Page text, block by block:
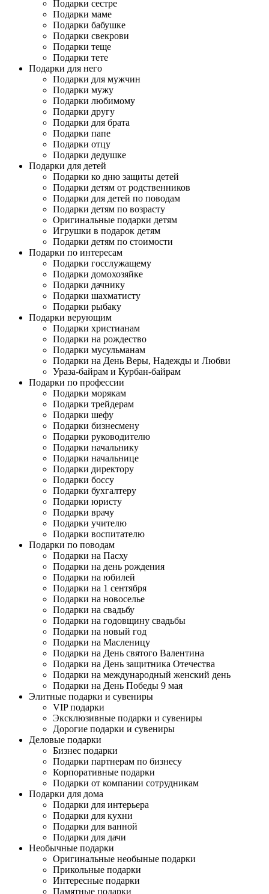
Подарки сестре
Подарки маме
Подарки бабушке
Подарки свекрови
Подарки теще
Подарки тете
Подарки для него
Подарки для мужчин
Подарки мужу
Подарки любимому
Подарки другу
Подарки для брата
Подарки папе
Подарки отцу
Подарки дедушке
Подарки для детей
Подарки ко дню защиты детей
Подарки детям от родственников
Подарки для детей по поводам
Подарки детям по возрасту
Оригинальные подарки детям
Игрушки в подарок детям
Подарки детям по стоимости
Подарки по интересам
Подарки госслужащему
Подарки домохозяйке
Подарки дачнику
Подарки шахматисту
Подарки рыбаку
Подарки верующим
Подарки христианам
Подарки на рождество
Подарки мусульманам
Подарки на День Веры, Надежды и Любви
Ураза-байрам и Курбан-байрам
Подарки по профессии
Подарки морякам
Подарки трейдерам
Подарки шефу
Подарки бизнесмену
Подарки руководителю
Подарки начальнику
Подарки начальнице
Подарки директору
Подарки боссу
Подарки бухгалтеру
Подарки юристу
Подарки врачу
Подарки учителю
Подарки воспитателю
Подарки по поводам
Подарки на Пасху
Подарки на день рождения
Подарки на юбилей
Подарки на 1 сентября
Подарки на новоселье
Подарки на свадьбу
Подарки на годовщину свадьбы
Подарки на новый год
Подарки на Масленицу
Подарки на День святого Валентина
Подарки на День защитника Отечества
Подарки на международный женский день
Подарки на День Победы 9 мая
Элитные подарки и сувениры
VIP подарки
Эксклюзивные подарки и сувениры
Дорогие подарки и сувениры
Деловые подарки
Бизнес подарки
Подарки партнерам по бизнесу
Корпоративные подарки
Подарки от компании сотрудникам
Подарки для дома
Подарки для интерьера
Подарки для кухни
Подарки для ванной
Подарки для дачи
Необычные подарки
Оригинальные необыные подарки
Прикольные подарки
Интересные подарки
Памятные подарки